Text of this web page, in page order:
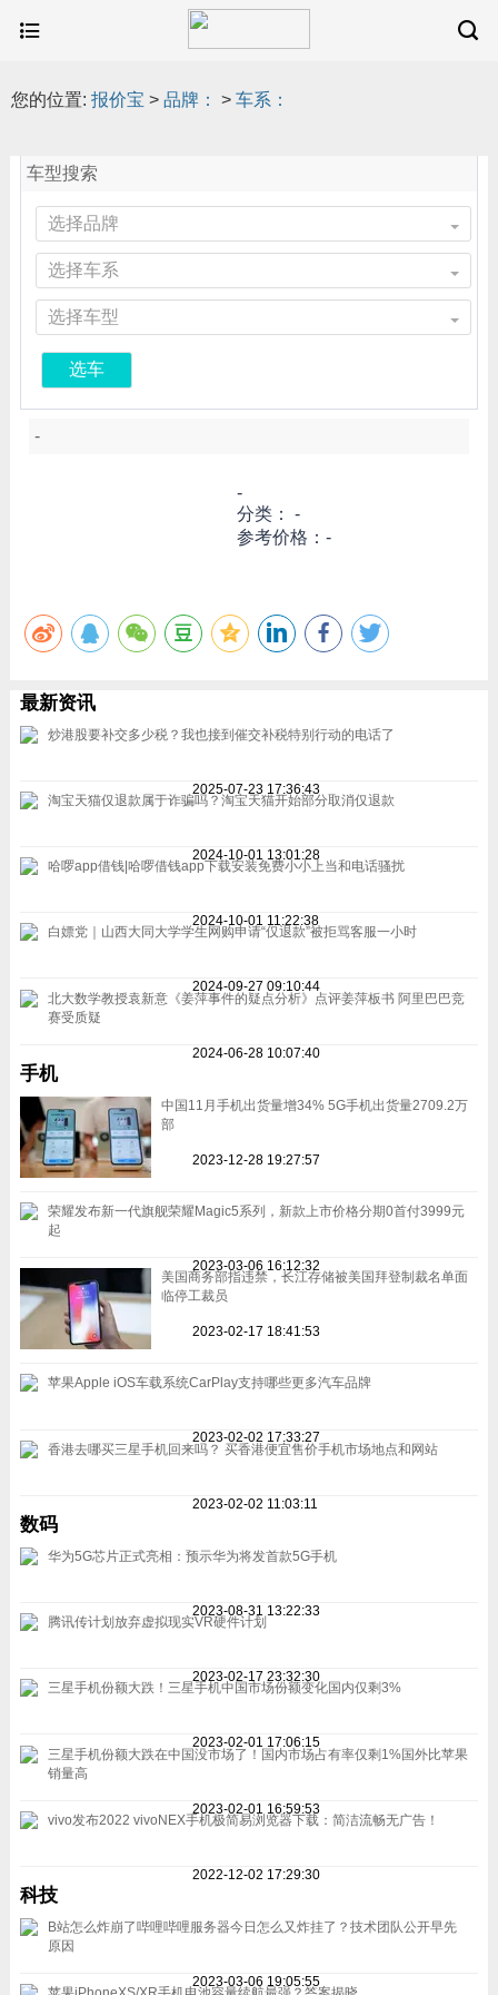
您的位置: 报价宝 > 品牌： > 车系：
车型搜索
选择品牌
选择车系
选择车型
选车
-
-
分类： -
参考价格：-
最新资讯
炒港股要补交多少税？我也接到催交补税特别行动的电话了
2025-07-23 17:36:43
淘宝天猫仅退款属于诈骗吗？淘宝天猫开始部分取消仅退款
2024-10-01 13:01:28
哈啰app借钱|哈啰借钱app下载安装免费小小上当和电话骚扰
2024-10-01 11:22:38
白嫖党｜山西大同大学学生网购申请“仅退款”被拒骂客服一小时
2024-09-27 09:10:44
北大数学教授袁新意《姜萍事件的疑点分析》点评姜萍板书 阿里巴巴竞
赛受质疑
2024-06-28 10:07:40
手机
中国11月手机出货量增34% 5G手机出货量2709.2万
部
2023-12-28 19:27:57
荣耀发布新一代旗舰荣耀Magic5系列，新款上市价格分期0首付3999元
起
2023-03-06 16:12:32
美国商务部指违禁，长江存储被美国拜登制裁名单面
临停工裁员
2023-02-17 18:41:53
苹果Apple iOS车载系统CarPlay支持哪些更多汽车品牌
2023-02-02 17:33:27
香港去哪买三星手机回来吗？ 买香港便宜售价手机市场地点和网站
2023-02-02 11:03:11
数码
华为5G芯片正式亮相：预示华为将发首款5G手机
2023-08-31 13:22:33
腾讯传计划放弃虚拟现实VR硬件计划
2023-02-17 23:32:30
三星手机份额大跌！三星手机中国市场份额变化国内仅剩3%
2023-02-01 17:06:15
三星手机份额大跌在中国没市场了！国内市场占有率仅剩1%国外比苹果
销量高
2023-02-01 16:59:53
vivo发布2022 vivoNEX手机极简易浏览器下载：简洁流畅无广告！
2022-12-02 17:29:30
科技
B站怎么炸崩了哔哩哔哩服务器今日怎么又炸挂了？技术团队公开早先
原因
2023-03-06 19:05:55